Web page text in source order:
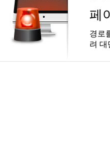
페
경로
려 대